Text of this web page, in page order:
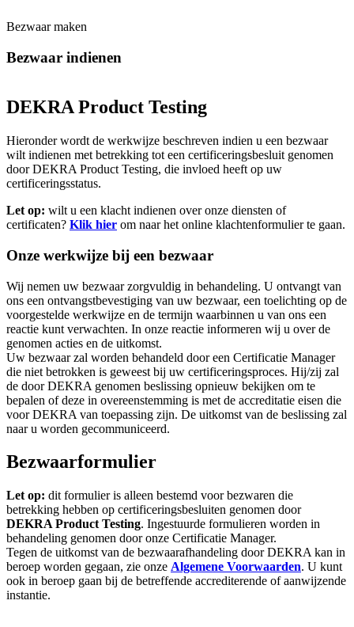
Bezwaar maken
Bezwaar indienen
DEKRA Product Testing
Hieronder wordt de werkwijze beschreven indien u een bezwaar
wilt indienen met betrekking tot een certificeringsbesluit genomen
door DEKRA Product Testing, die invloed heeft op uw
certificeringsstatus.
Let op: wilt u een klacht indienen over onze diensten of
certificaten? Klik hier om naar het online klachtenformulier te gaan.
Onze werkwijze bij een bezwaar
Wij nemen uw bezwaar zorgvuldig in behandeling. U ontvangt van
ons een ontvangstbevestiging van uw bezwaar, een toelichting op de
voorgestelde werkwijze en de termijn waarbinnen u van ons een
reactie kunt verwachten. In onze reactie informeren wij u over de
genomen acties en de uitkomst.
Uw bezwaar zal worden behandeld door een Certificatie Manager
die niet betrokken is geweest bij uw certificeringsproces. Hij/zij zal
de door DEKRA genomen beslissing opnieuw bekijken om te
bepalen of deze in overeenstemming is met de accreditatie eisen die
voor DEKRA van toepassing zijn. De uitkomst van de beslissing zal
naar u worden gecommuniceerd.
Bezwaarformulier
Let op: dit formulier is alleen bestemd voor bezwaren die
betrekking hebben op certificeringsbesluiten genomen door
DEKRA Product Testing. Ingestuurde formulieren worden in
behandeling genomen door onze Certificatie Manager.
Tegen de uitkomst van de bezwaarafhandeling door DEKRA kan in
beroep worden gegaan, zie onze Algemene Voorwaarden. U kunt
ook in beroep gaan bij de betreffende accrediterende of aanwijzende
instantie.